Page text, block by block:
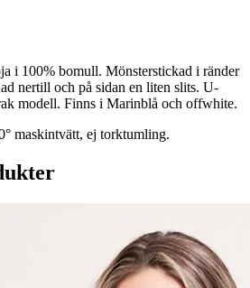
i 100% bomull. Mönsterstickad i ränder
nertill och på sidan en liten slits. U-
modell. Finns i Marinblå och offwhite.
maskintvätt, ej torktumling.